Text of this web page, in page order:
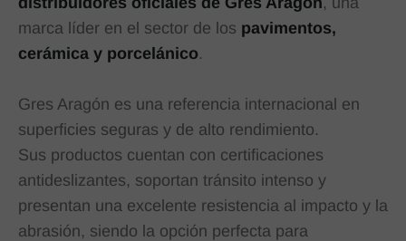
marca líder en el sector de los pavimentos,
cerámica y porcelánico.
Gres Aragón es una referencia internacional en
superficies seguras y de alto rendimiento.
Sus productos cuentan con certificaciones
antideslizantes, soportan tránsito intenso y
presentan una excelente resistencia al impacto y la
abrasión, siendo la opción perfecta para